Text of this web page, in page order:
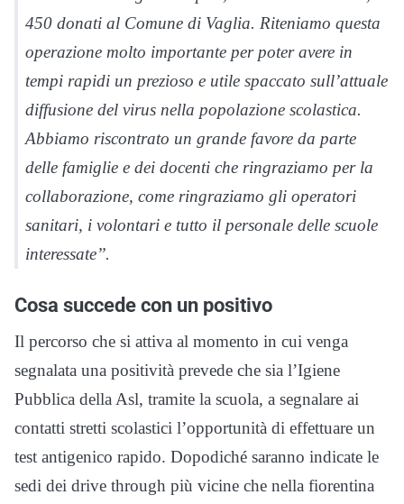
450 donati al Comune di Vaglia. Riteniamo questa
operazione molto importante per poter avere in
tempi rapidi un prezioso e utile spaccato sull’attuale
diffusione del virus nella popolazione scolastica.
Abbiamo riscontrato un grande favore da parte
delle famiglie e dei docenti che ringraziamo per la
collaborazione, come ringraziamo gli operatori
sanitari, i volontari e tutto il personale delle scuole
interessate’’.
Cosa succede con un positivo
Il percorso che si attiva al momento in cui venga
segnalata una positività prevede che sia l’Igiene
Pubblica della Asl, tramite la scuola, a segnalare ai
contatti stretti scolastici l’opportunità di effettuare un
test antigenico rapido. Dopodiché saranno indicate le
sedi dei drive through più vicine che nella fiorentina